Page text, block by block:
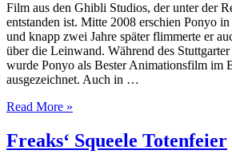
Film aus den Ghibli Studios, der unter der
entstanden ist. Mitte 2008 erschien Ponyo
und knapp zwei Jahre später flimmerte er
über die Leinwand. Während des
wurde Ponyo als Bester Animationsfilm im
ausgezeichnet. Auch in …
Read More »
Freaks‘ Squeele Totenfeier